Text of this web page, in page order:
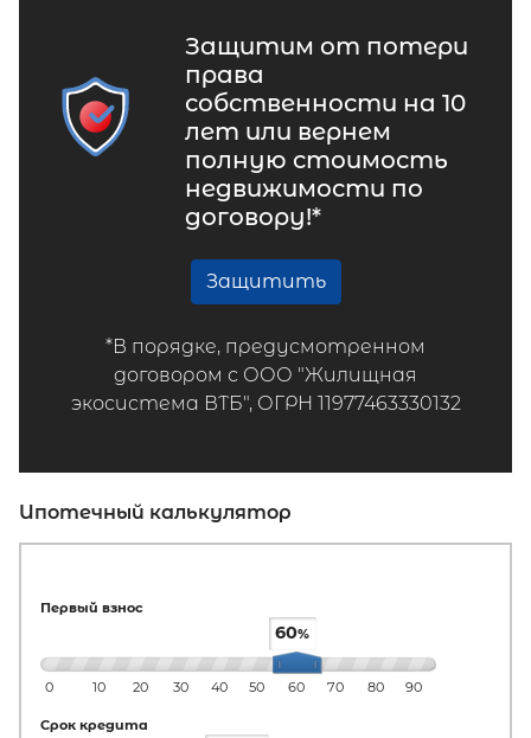
Защитим от потери
права
собственности на 10
лет или вернем
полную стоимость
недвижимости по
договору!*
Защитить
*В порядке, предусмотренном
договором с ООО "Жилищная
экосистема ВТБ", ОГРН 11977463330132
Ипотечный калькулятор